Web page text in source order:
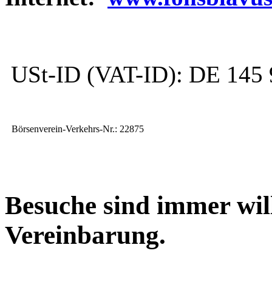
USt-ID (VAT-ID): DE 145
Börsenverein-Verkehrs-Nr.: 22875
Besuche sind immer
Vereinbarung.